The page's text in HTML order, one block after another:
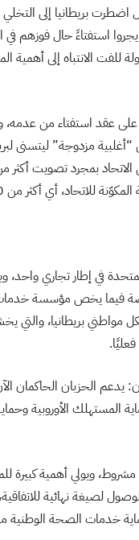
بريطانيا إلى
استفتاءً حال فوزهم في
للفت الانتباه إلى أهمية
عقد استفتاء من عدمه،
مزدوجة” ليتسنى
في إطار تجاري واحد،
لكل مواطني بريطانيا،
يدعم الحزبان الحاكمان
المستهلك الأوروبية
ويولي أهمية كبيرة
لصيغة نهائية
خدمات الصحة الوطنية من